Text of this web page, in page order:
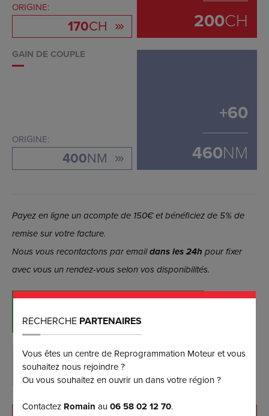
ORIGINE:
170CH
200CH
GAIN DE COUPLE
ORIGINE:
400NM
+60
460NM
Payez en ligne un acompte de 150€ et bénéficiez de 5% de
remise sur votre facture.
Nous vous recontactons par emaildans les 24h pour fixer
avec vous un rendez-vous selon vos disponibilités.
(et bénéficiez d’une remise de 5%)
DEMANDER PLUS D’INFORMATIONS
RECHERCHE PARTENAIRES
Vous êtes un centre de Reprogrammation Moteur et vous
souhaitez nous rejoindre ?
Ou vous souhaitez en ouvrir un dans votre région ?
Contactez Romain au06 58 02 12 70.